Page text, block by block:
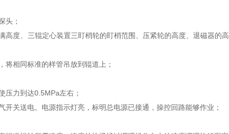
头；
度、三辊定心装置三盯梢轮的盯梢范围、压紧轮的高度、退磁器的
相同标准的样管吊放到辊道上；
力到达0.5MPa左右；
关送电。电源指示灯亮，标明总电源已接通，操控回路能够作业；